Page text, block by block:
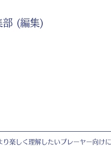
部 (編集)
楽しく理解したいプレーヤー向け